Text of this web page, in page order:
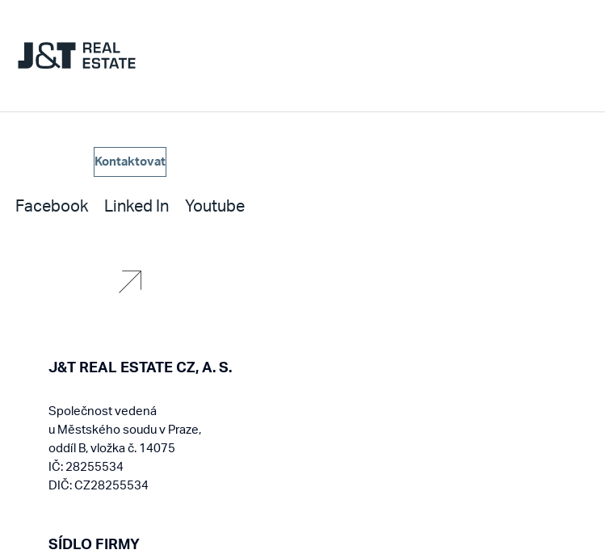
Kontaktovat
Facebook Linked In Youtube
J&T REAL ESTATE CZ, A. S.
Společnost vedená
u Městského soudu v Praze,
oddíl B, vložka č. 14075
IČ: 28255534
DIČ: CZ28255534
SÍDLO FIRMY